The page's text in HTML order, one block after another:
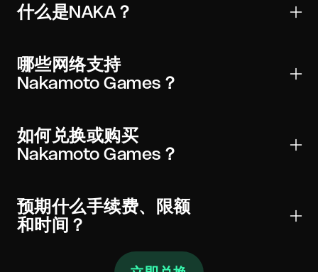
什么是NAKA？
字资产。它受到主要钱包和交易所的广泛支持，可以全
球发送并进行链上验证。
哪些网络支持
Nakamoto Games？
部件中选择正确的网络（以及适用的合约）以避免资金
损失。
如何兑换或购买
Nakamoto Games？
将充值发送至显示的地址。经过所需确认后，
Nakamoto Games将发送至您的钱包。
预期什么手续费、限额
和时间？
报价在发送前显示执行汇率、链上网络手续费和任何服